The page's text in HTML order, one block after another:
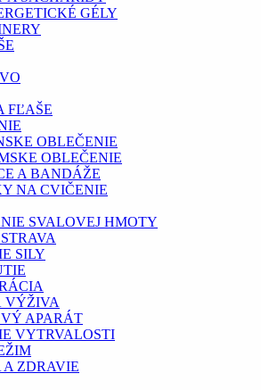
GÉLY
FĽAŠE
OBLEČENIE
OBLEČENIE
A BANDÁŽE
NA CVIČENIE
SVALOVEJ HMOTY
SILY
VÝŽIVA
APARÁT
VYTRVALOSTI
ZDRAVIE